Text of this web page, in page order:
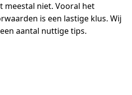
meestal niet. Vooral het
is een lastige klus. Wij
aantal nuttige tips.